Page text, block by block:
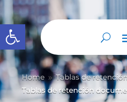
Abrir barra de herramientas
Home 9 Tablas de
Tablas de retención